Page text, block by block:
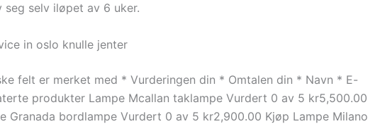
seg selv iløpet av 6 uker.
in oslo knulle jenter
felt er merket med * Vurderingen din * Omtalen din * Navn * E-
produkter Lampe Mcallan taklampe Vurdert 0 av 5 kr5,500.00
Granada bordlampe Vurdert 0 av 5 kr2,900.00 Kjøp Lampe Milano